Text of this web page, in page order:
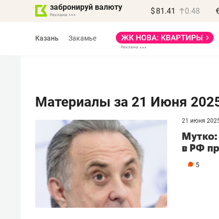
забронируй валюту $ 81.41 0.48
Казань Закамье
Материалы за 21 Июня
21 июня
Мутко:
в РФ
5
Василь Мазитов
«Не зная местных
правил, бизнес может
потерять минимум
полгода»